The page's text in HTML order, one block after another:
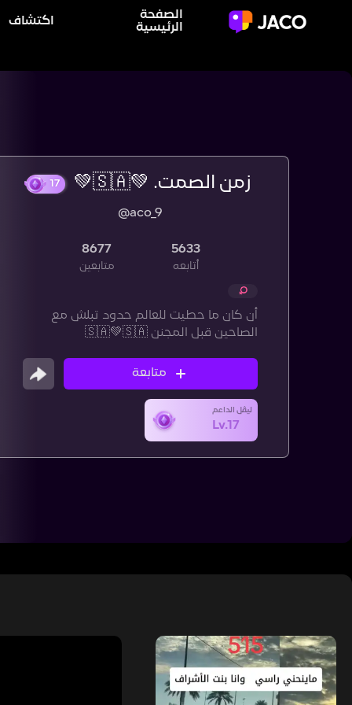
الصفحة
الرئيسية
اكتشاف
زمن الصمت. 💚🇸🇦💚
@aco_9
5633
أتابعه
8677
متابعين
‏أن كان ما حطيت للعالم حدود ‏تبلش مع
الصاحين قبل المجنن 🇸🇦💚🇸🇦
متابعة
ليڤل الداعم
Lv.17